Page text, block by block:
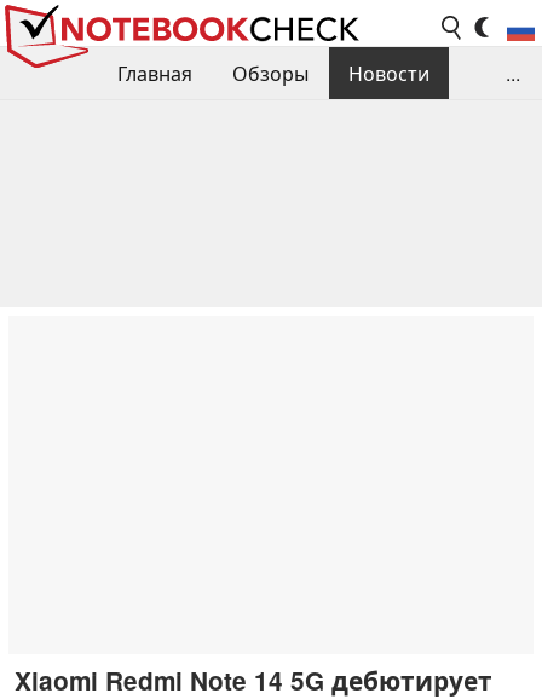
Главная Обзоры
Новости
...
Xiaomi Redmi Note 14 5G дебютирует